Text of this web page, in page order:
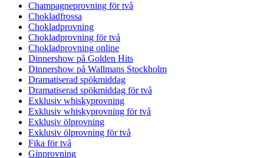
Champagneprovning för två
Chokladfrossa
Chokladprovning
Chokladprovning för två
Chokladprovning online
Dinnershow på Golden Hits
Dinnershow på Wallmans Stockholm
Dramatiserad spökmiddag
Dramatiserad spökmiddag för två
Exklusiv whiskyprovning
Exklusiv whiskyprovning för två
Exklusiv ölprovning
Exklusiv ölprovning för två
Fika för två
Ginprovning